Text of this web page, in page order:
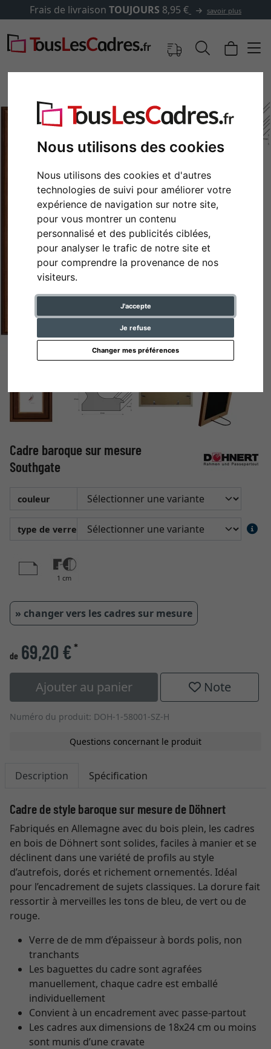
Nous utilisons des cookies
Nous utilisons des cookies et d'autres
technologies de suivi pour améliorer votre
expérience de navigation sur notre site,
pour vous montrer un contenu
personnalisé et des publicités ciblées,
pour analyser le trafic de notre site et
pour comprendre la provenance de nos
visiteurs.
J'accepte
Je refuse
Changer mes préférences
Frais de livraison TOUJOURS 8,95 € savoir plus
Retour
Cadre baroque sur mesure
Southgate
couleur
type de verre
1 cm
» changer vers les cadres sur mesure
de 69,20 €*
Ajouter au panier Note
Numéro du produit: DOH-1-58001-SZ-H
Questions concernant le produit
Description Spécification
Cadre de style baroque sur mesure de Döhnert
Fabriqués en Allemagne avec du bois plein, les cadres
en bois de Döhnert sont solides, faciles à manier et se
déclinent dans une variété de profils au style
d’autrefois, dorés et richement ornementés. Idéal
pour l’encadrement de sujets classiques. La dorure fait
ressortir à merveilles les tons de bleu, de vert ou de
rouge.
Verre de de mm d’épaisseur à bords polis, non
tranchants
Les baguettes du cadre sont agrafées
manuellement, chaque cadre est emballé
individuellement
Convient à un encadrement avec passe-partout
Les cadres aux dimensions de 18x24 cm ou moins
sont munis d’une cravate